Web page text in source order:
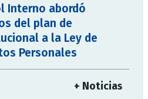
Interno abordó
del plan de
a la Ley de
Personales
+ Noticias